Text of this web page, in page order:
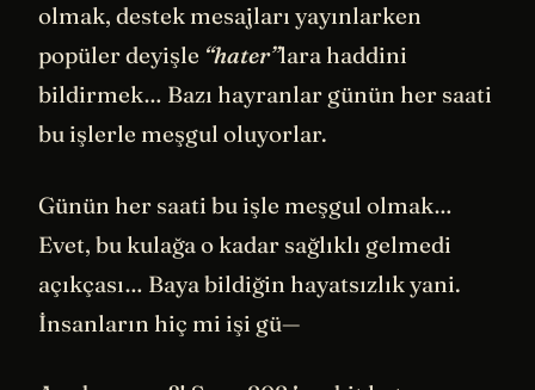
olmak, destek mesajları yayınlarken
popüler deyişle “hater”lara haddini
bildirmek… Bazı hayranlar günün her saati
bu işlerle meşgul oluyorlar.
Günün her saati bu işle meşgul olmak…
Evet, bu kulağa o kadar sağlıklı gelmedi
açıkçası… Baya bildiğin hayatsızlık yani.
İnsanların hiç mi işi gü—